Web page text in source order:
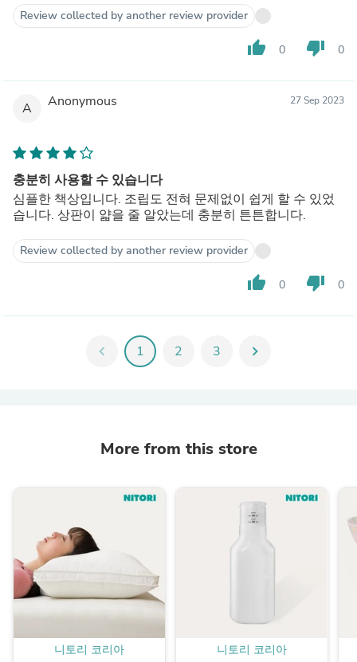
Review collected by another review provider
thumb_up 0 thumb_down 0
A Anonymous 27 Sep 2023
충분히 사용할 수 있습니다
심플한 책상입니다. 조립도 전혀 문제없이 쉽게 할 수 있었
습니다. 상판이 얇을 줄 알았는데 충분히 튼튼합니다.
Review collected by another review provider
thumb_up 0 thumb_down 0
chevron_left 1 2 3 chevron_right
More from this store
니토리 코리아 니토리 코리아